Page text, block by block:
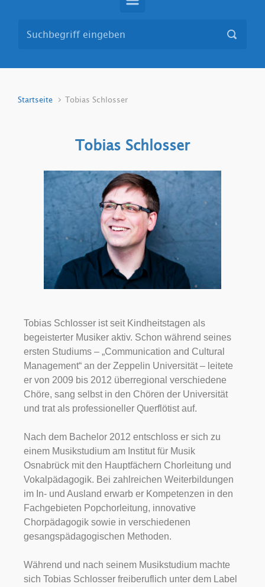
Startseite Tobias Schlosser
Tobias Schlosser
Tobias Schlosser ist seit Kindheitstagen als
begeisterter Musiker aktiv. Schon während seines
ersten Studiums – „Communication and Cultural
Management“ an der Zeppelin Universität – leitete
er von 2009 bis 2012 überregional verschiedene
Chöre, sang selbst in den Chören der Universität
und trat als professioneller Querflötist auf.
Nach dem Bachelor 2012 entschloss er sich zu
einem Musikstudium am Institut für Musik
Osnabrück mit den Hauptfächern Chorleitung und
Vokalpädagogik. Bei zahlreichen Weiterbildungen
im In- und Ausland erwarb er Kompetenzen in den
Fachgebieten Popchorleitung, innovative
Chorpädagogik sowie in verschiedenen
gesangspädagogischen Methoden.
Während und nach seinem Musikstudium machte
sich Tobias Schlosser freiberuflich unter dem Label